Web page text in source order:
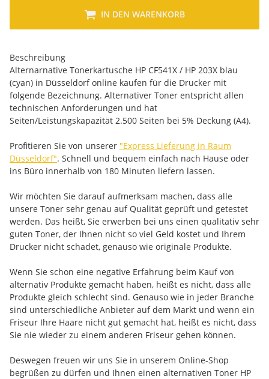
IN DEN WARENKORB
Beschreibung
Alternarnative Tonerkartusche HP CF541X / HP 203X blau
(cyan) in Düsseldorf online kaufen für die Drucker mit
folgende Bezeichnung. Alternativer Toner entspricht allen
technischen Anforderungen und hat
Seiten/Leistungskapazität 2.500 Seiten bei 5% Deckung (A4).
Profitieren Sie von unserer "Express Lieferung in Raum
Düsseldorf". Schnell und bequem einfach nach Hause oder
ins Büro innerhalb von 180 Minuten liefern lassen.
Wir möchten Sie darauf aufmerksam machen, dass alle
unsere Toner sehr genau auf Qualität geprüft und getestet
werden. Das heißt, Sie erwerben bei uns einen qualitativ sehr
guten Toner, der Ihnen nicht so viel Geld kostet und Ihrem
Drucker nicht schadet, genauso wie originale Produkte.
Wenn Sie schon eine negative Erfahrung beim Kauf von
alternativ Produkte gemacht haben, heißt es nicht, dass alle
Produkte gleich schlecht sind. Genauso wie in jeder Branche
sind unterschiedliche Anbieter auf dem Markt und wenn ein
Friseur Ihre Haare nicht gut gemacht hat, heißt es nicht, dass
Sie nie wieder zu einem anderen Friseur gehen können.
Deswegen freuen wir uns Sie in unserem Online-Shop
begrüßen zu dürfen und Ihnen einen alternativen Toner HP